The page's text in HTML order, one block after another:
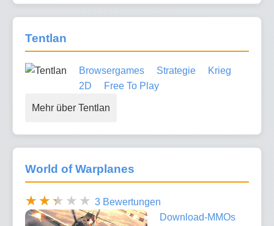
Tentlan
Browsergames Strategie
Krieg
2D
Free To Play
Mehr über Tentlan
World of Warplanes
3 Bewertungen
Download-MMOs